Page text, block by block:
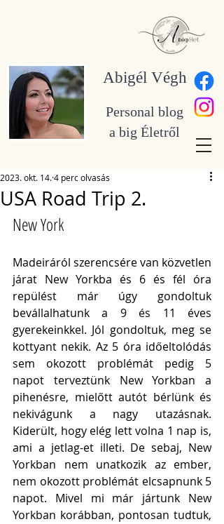
Personal blog
a big Életről
Abigél Végh
USA Road Trip 2.
2023. okt. 14.4 perc olvasás
New York
Madeiráról szerencsére van közvetlen
járat New Yorkba és 6 és fél óra
repülést már úgy gondoltuk
bevállalhatunk a 9 és 11 éves
gyerekeinkkel. Jól gondoltuk, meg se
kottyant nekik. Az 5 óra időeltolódás
sem okozott problémát pedig 5
napot terveztünk New Yorkban a
pihenésre, mielőtt autót bérlünk és
nekivágunk a nagy utazásnak.
Kiderült, hogy elég lett volna 1 nap is,
ami a jetlag-et illeti. De sebaj, New
Yorkban nem unatkozik az ember,
nem okozott problémát elcsapnunk 5
napot. Mivel mi már jártunk New
Yorkban korábban, pontosan tudtuk,